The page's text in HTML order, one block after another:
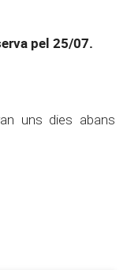
pel 25/07.
uns dies abans